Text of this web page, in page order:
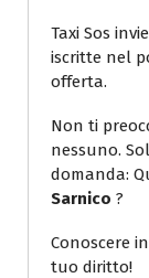
Taxi Sos
iscritte nel
offerta.
Non ti
nessuno.
domanda:
Sarnico ?
Conoscere
tuo diritto!